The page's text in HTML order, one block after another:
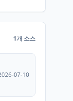
1개 소스
07-10